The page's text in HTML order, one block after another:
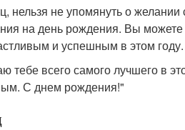
нельзя не упомянуть о
на день рождения. Вы можете
и успешным в этом
тебе всего самого лучшего в
С днем рождения!"